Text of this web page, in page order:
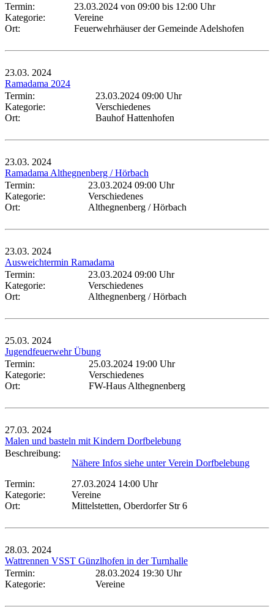
Termin:
23.03.2024 von 09:00 bis 12:00 Uhr
Kategorie:
Vereine
Ort:
Feuerwehrhäuser der Gemeinde Adelshofen
23.03. 2024
Ramadama 2024
Termin:
23.03.2024 09:00 Uhr
Kategorie:
Verschiedenes
Ort:
Bauhof Hattenhofen
23.03. 2024
Ramadama Althegnenberg / Hörbach
Termin:
23.03.2024 09:00 Uhr
Kategorie:
Verschiedenes
Ort:
Althegnenberg / Hörbach
23.03. 2024
Ausweichtermin Ramadama
Termin:
23.03.2024 09:00 Uhr
Kategorie:
Verschiedenes
Ort:
Althegnenberg / Hörbach
25.03. 2024
Jugendfeuerwehr Übung
Termin:
25.03.2024 19:00 Uhr
Kategorie:
Verschiedenes
Ort:
FW-Haus Althegnenberg
27.03. 2024
Malen und basteln mit Kindern Dorfbelebung
Beschreibung:
Nähere Infos siehe unter Verein Dorfbelebung
Termin:
27.03.2024 14:00 Uhr
Kategorie:
Vereine
Ort:
Mittelstetten, Oberdorfer Str 6
28.03. 2024
Wattrennen VSST Günzlhofen in der Turnhalle
Termin:
28.03.2024 19:30 Uhr
Kategorie:
Vereine